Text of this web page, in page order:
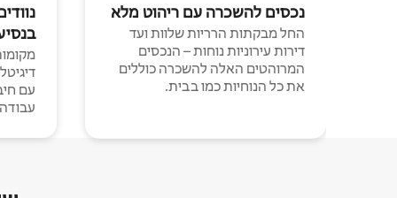
נכסים להשכרה עם ריהוט מלא
החל מבקתות הרריות שלוות ועד
דירות עירוניות נוחות – הנכסים
המרוהטים האלה להשכרה כוללים
את כל הנוחיות כמו בבית.
עבודה